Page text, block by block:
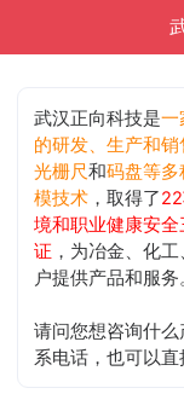
武汉正向科技是一
的研发、生产和
光栅尺和码盘等
模技术 ，取得了
境和职业健康安
证 ，为冶金、化
户提供产品和服务
请问您想咨询什
系电话，也可以